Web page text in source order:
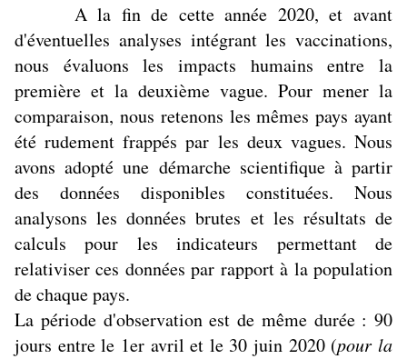
A la fin de cette année 2020, et avant
d'éventuelles analyses intégrant les vaccinations,
nous évaluons les impacts humains entre la
première et la deuxième vague. Pour mener la
comparaison, nous retenons les mêmes pays ayant
été rudement frappés par les deux vagues. Nous
avons adopté une démarche scientifique à partir
des données disponibles constituées. Nous
analysons les données brutes et les résultats de
calculs pour les indicateurs permettant de
relativiser ces données par rapport à la population
de chaque pays.
La période d'observation est de même durée : 90
jours entre le 1er avril et le 30 juin 2020 (pour la